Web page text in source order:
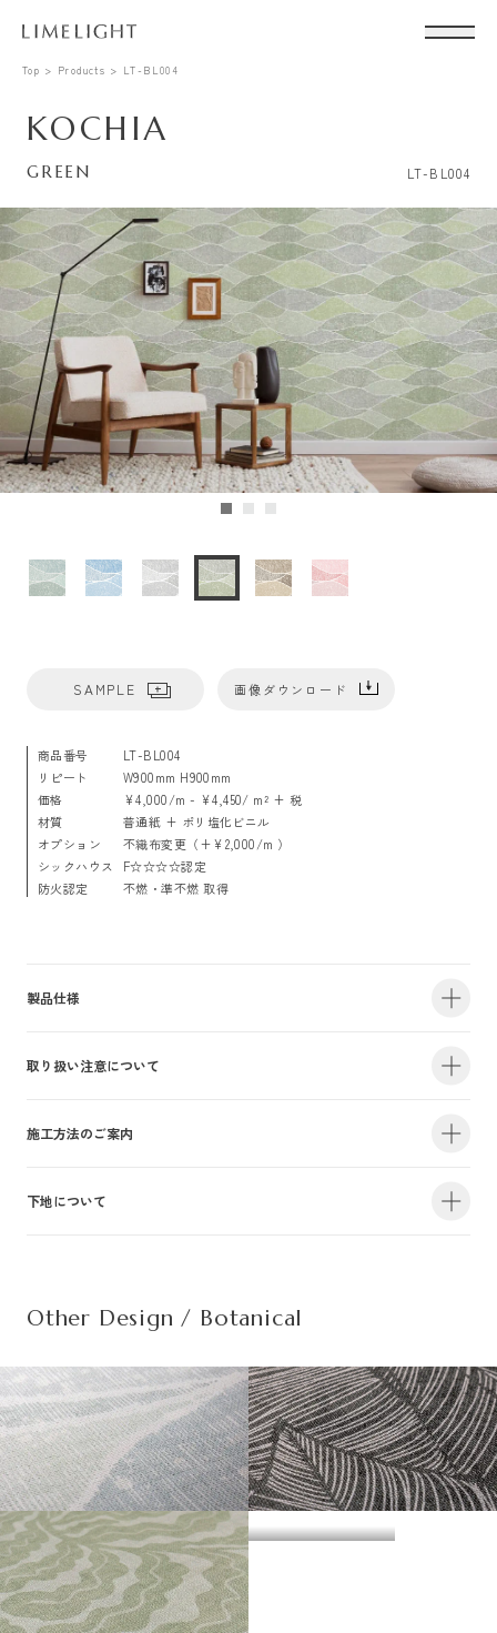
Top Products LT-BL004
KOCHIA
GREEN LT-BL004
SAMPLE 画像ダウンロード
商品番号
LT-BL004
リピート
W900mm H900mm
価格
¥4,000/m - ¥4,450/ m² + 税
材質
普通紙 + ポリ塩化ビニル
オプション
不織布変更（+¥2,000/m ）
シックハウス
F☆☆☆☆認定
防火認定
不燃・準不燃 取得
製品仕様
・サイズ
940mm×47m（有効巾900mm・m切売り）
・防カビ性能
推奨糊は、「プリンテリアボンド」もしくは、「ウォールボンド100」です。
・サイズ
950mm×47m（有効巾900mm・m切売り）
・不燃認定番号
NM-5450
・準不燃認定番号
MFN-3734
| リピートレス商品について |
取り扱い注意について
| 1.防火性能について |
建物内の内装仕上げに関しては、建築基準法により防火上の基準が定められ
ださい。詳細は下地についてをご参照ください。
| 2.使用環境について |
高温、多濯、水漏れの環墳や屋外での使用はお避けください。天井や間接照
明付近など、下地の段差が目立つ場所にご使用になる場合は、ご注意下さ
い。
| 3.柄合わせの必要な商品について |
施工方法のご案内
詳しい施工方法のご案内につきましては、PDFをご覧ください。
下地について
また種別は随時追加・変更がなされております。必ず最新の情報をご確認く
材質 普通紙＋ポリ塩化
防
火
性
能
施
工
方
法
直
張
り
不燃材料※① 不燃
不燃石膏ボード※② 不燃
準不燃材料※③ 準不燃
金属板※④
施
不燃材料※①
Other Design / Botanical
KOCHIA